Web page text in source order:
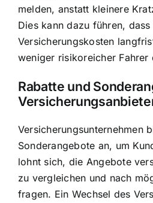
melden, anstatt kleinere
Dies kann dazu führen, dass
Versicherungskosten
weniger risikoreicher Fahrer
Rabatte und
Versicherungsunternehmen
Sonderangebote an, um
lohnt sich, die Angebote
zu vergleichen und nach
fragen. Ein Wechsel des